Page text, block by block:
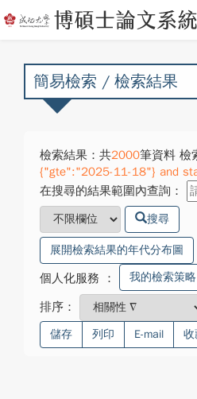
簡易檢索 / 檢索結果
檢索結果：共2000筆資料 檢
{"gte":"2025-11-18"} and
在搜尋的結果範圍內查詢：
搜尋
展開檢索結果的年代分布圖
個人化服務 ： 我的檢索策略
排序：
儲存 列印 E-mail 收